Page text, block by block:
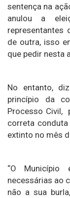
sentença na
anulou a
representantes
de outra, isso
que pedir nesta
No entanto,
princípio da
Processo Civil,
correta
extinto no mês
“O Município
necessárias ao
não a sua